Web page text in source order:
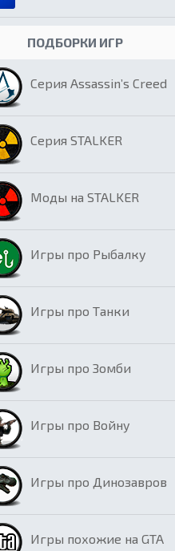
ПОДБОРКИ ИГР
Серия Assassin’s Creed
Серия STALKER
Моды на STALKER
Игры про Рыбалку
Игры про Танки
Игры про Зомби
Игры про Войну
Игры про Динозавров
Игры похожие на GTA